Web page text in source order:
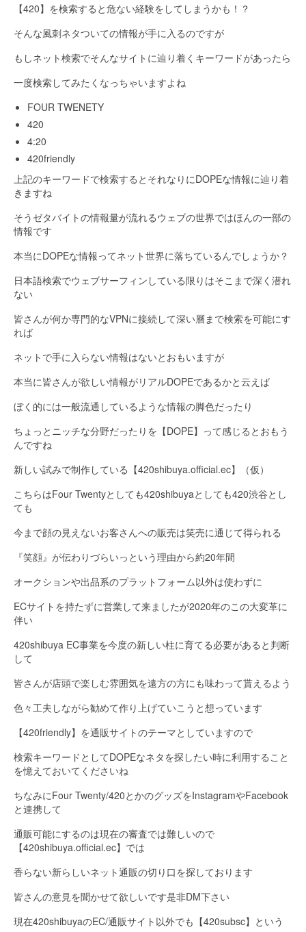
【420】を検索すると危ない経験をしてしまうかも！？
そんな風刺ネタついての情報が手に入るのですが
もしネット検索でそんなサイトに辿り着くキーワードがあったら
一度検索してみたくなっちゃいますよね
FOUR TWENETY
420
4:20
420friendly
上記のキーワードで検索するとそれなりにDOPEな情報に辿り着
きますね
そうゼタバイトの情報量が流れるウェブの世界ではほんの一部の
情報です
本当にDOPEな情報ってネット世界に落ちているんでしょうか？
日本語検索でウェブサーフィンしている限りはそこまで深く潜れ
ない
皆さんが何か専門的なVPNに接続して深い層まで検索を可能にす
れば
ネットで手に入らない情報はないとおもいますが
本当に皆さんが欲しい情報がリアルDOPEであるかと云えば
ぼく的には一般流通しているような情報の脚色だったり
ちょっとニッチな分野だったりを【DOPE】って感じるとおもう
んですね
新しい試みで制作している【420shibuya.official.ec】（仮）
こちらはFour Twentyとしても420shibuyaとしても420渋谷とし
ても
今まで顔の見えないお客さんへの販売は笑売に通じて得られる
『笑顔』が伝わりづらいっという理由から約20年間
オークションや出品系のプラットフォーム以外は使わずに
ECサイトを持たずに営業して来ましたが2020年のこの大変革に
伴い
420shibuya EC事業を今度の新しい柱に育てる必要があると判断
して
皆さんが店頭で楽しむ雰囲気を遠方の方にも味わって貰えるよう
色々工夫しながら勧めて作り上げていこうと想っています
【420friendly】を通販サイトのテーマとしていますので
検索キーワードとしてDOPEなネタを探したい時に利用すること
を憶えておいてくださいね
ちなみにFour Twenty/420とかのグッズをInstagramやFacebook
と連携して
通販可能にするのは現在の審査では難しいので
【420shibuya.official.ec】では
香らない新らしいネット通販の切り口を探しております
皆さんの意見を聞かせて欲しいです是非DM下さい
現在420shibuyaのEC/通販サイト以外でも【420subsc】という